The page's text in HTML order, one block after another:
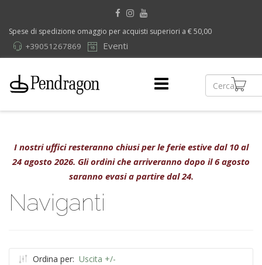
Spese di spedizione omaggio per acquisti superiori a € 50,00
Eventi
+39051267869
I nostri uffici resteranno chiusi per le ferie estive dal 10 al
24 agosto 2026. Gli ordini che arriveranno dopo il 6 agosto
saranno evasi a partire dal 24.
Naviganti
Ordina per: Uscita +/-